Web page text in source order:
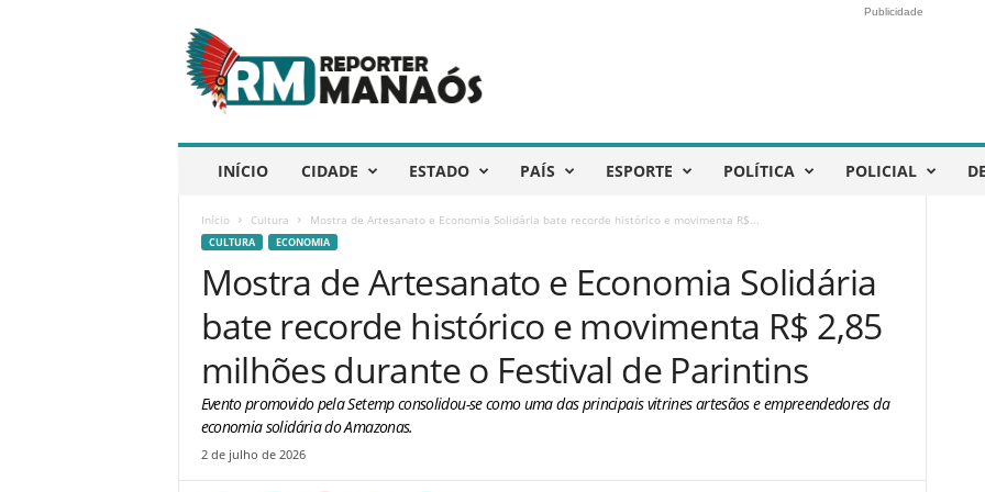
e
p
ó
Publicidade
INÍCIO CIDADE ESTADO PAÍS ESPORTE POLÍTICA POLICIAL
Início Cultura Mostra de Artesanato e Economia Solidária bate recorde histórico e movimenta R$...
CULTURA ECONOMIA
Mostra de Artesanato e Economia Solidária
bate recorde histórico e movimenta R$ 2,85
milhões durante o Festival de Parintins
Evento promovido pela Setemp consolidou-se como uma das principais vitrines artesãos e empreendedores da
economia solidária do Amazonas.
2 de julho de 2026